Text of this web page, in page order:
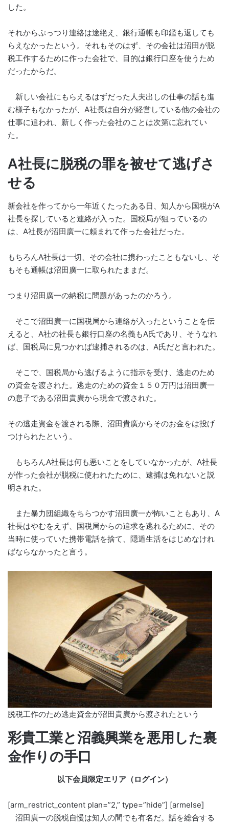
した。
それからぷっつり連絡は途絶え、銀行通帳も印鑑も返しても
らえなかったという。それもそのはず、その会社は沼田が脱
税工作するために作った会社で、目的は銀行口座を使うため
だったからだ。
新しい会社にもらえるはずだった人夫出しの仕事の話も進
む様子もなかったが、A社長は自分が経営している他の会社の
仕事に追われ、新しく作った会社のことは次第に忘れてい
た。
A社長に脱税の罪を被せて逃げさ
せる
新会社を作ってから一年近くたったある日、知人から国税がA
社長を探していると連絡が入った。国税局が狙っているの
は、A社長が沼田廣一に頼まれて作った会社だった。
もちろんA社長は一切、その会社に携わったこともないし、そ
もそも通帳は沼田廣一に取られたままだ。
つまり沼田廣一の納税に問題があったのかろう。
そこで沼田廣一に国税局から連絡が入ったということを伝
えると、A社の社長も銀行口座の名義もA氏であり、そうなれ
ば、国税局に見つかれば逮捕されるのは、A氏だと言われた。
そこで、国税局から逃げるように指示を受け、逃走のため
の資金を渡された。逃走のための資金１５０万円は沼田廣一
の息子である沼田貴廣から現金で渡された。
その逃走資金を渡される際、沼田貴廣からそのお金をは投げ
つけられたという。
もちろんA社長は何も悪いことをしていなかったが、A社長
が作った会社が脱税に使われたために、逮捕は免れないと説
明された。
また暴力団組織をちらつかす沼田廣一が怖いこともあり、A
社長はやむをえず、国税局からの追求を逃れるために、その
当時に使っていた携帯電話を捨て、隠遁生活をはじめなけれ
ばならなかったと言う。
脱税工作のため逃走資金が沼田貴廣から渡されたという
彩貴工業と沼義興業を悪用した裏
金作りの手口
以下会員限定エリア（ログイン）
[arm_restrict_content plan=”2,” type=”hide”] [armelse]
沼田廣一の脱税自慢は知人の間でも有名だ。話を総合する